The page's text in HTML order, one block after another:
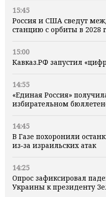
15:45
Россия и США сведут
станцию с орбиты в 2028
15:00
Кавказ.РФ запустил
14:55
«Единая Россия»
избирательном
14:45
В Газе похоронили
из‑за израильских атак
14:25
Опрос зафиксировал
Украины к президенту